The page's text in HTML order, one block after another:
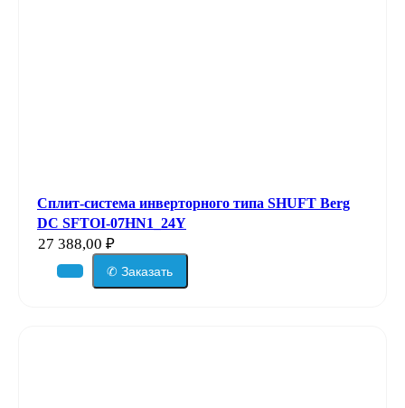
Сплит-система инверторного типа SHUFT Berg
DC SFTOI-07HN1_24Y
27 388,00 ₽
✆ Заказать